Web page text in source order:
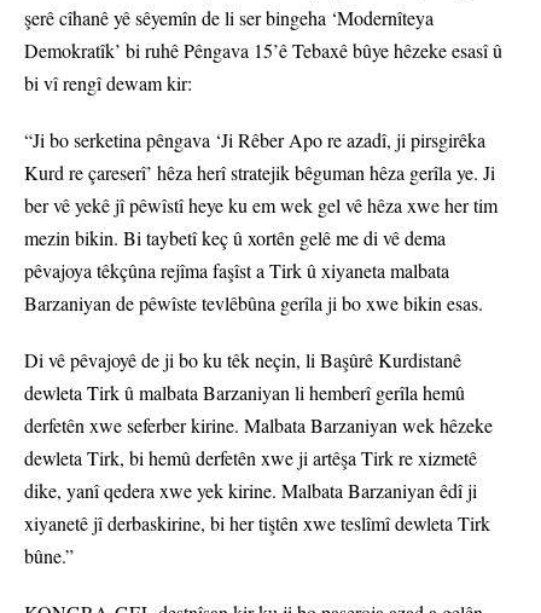
şerê cîhanê yê sêyemîn de li ser bingeha ‘Modernîteya
Demokratîk’ bi ruhê Pêngava 15’ê Tebaxê bûye hêzeke esasî û
bi vî rengî dewam kir:
“Ji bo serketina pêngava ‘Ji Rêber Apo re azadî, ji pirsgirêka
Kurd re çareserî’ hêza herî stratejik bêguman hêza gerîla ye. Ji
ber vê yekê jî pêwîstî heye ku em wek gel vê hêza xwe her tim
mezin bikin. Bi taybetî keç û xortên gelê me di vê dema
pêvajoya têkçûna rejîma faşîst a Tirk û xiyaneta malbata
Barzaniyan de pêwîste tevlêbûna gerîla ji bo xwe bikin esas.
Di vê pêvajoyê de ji bo ku têk neçin, li Başûrê Kurdistanê
dewleta Tirk û malbata Barzaniyan li hemberî gerîla hemû
derfetên xwe seferber kirine. Malbata Barzaniyan wek hêzeke
dewleta Tirk, bi hemû derfetên xwe ji artêşa Tirk re xizmetê
dike, yanî qedera xwe yek kirine. Malbata Barzaniyan êdî ji
xiyanetê jî derbaskirine, bi her tiştên xwe teslîmî dewleta Tirk
bûne.”